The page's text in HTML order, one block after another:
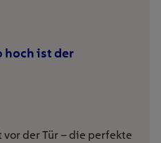
hoch ist der
der Tür – die perfekte